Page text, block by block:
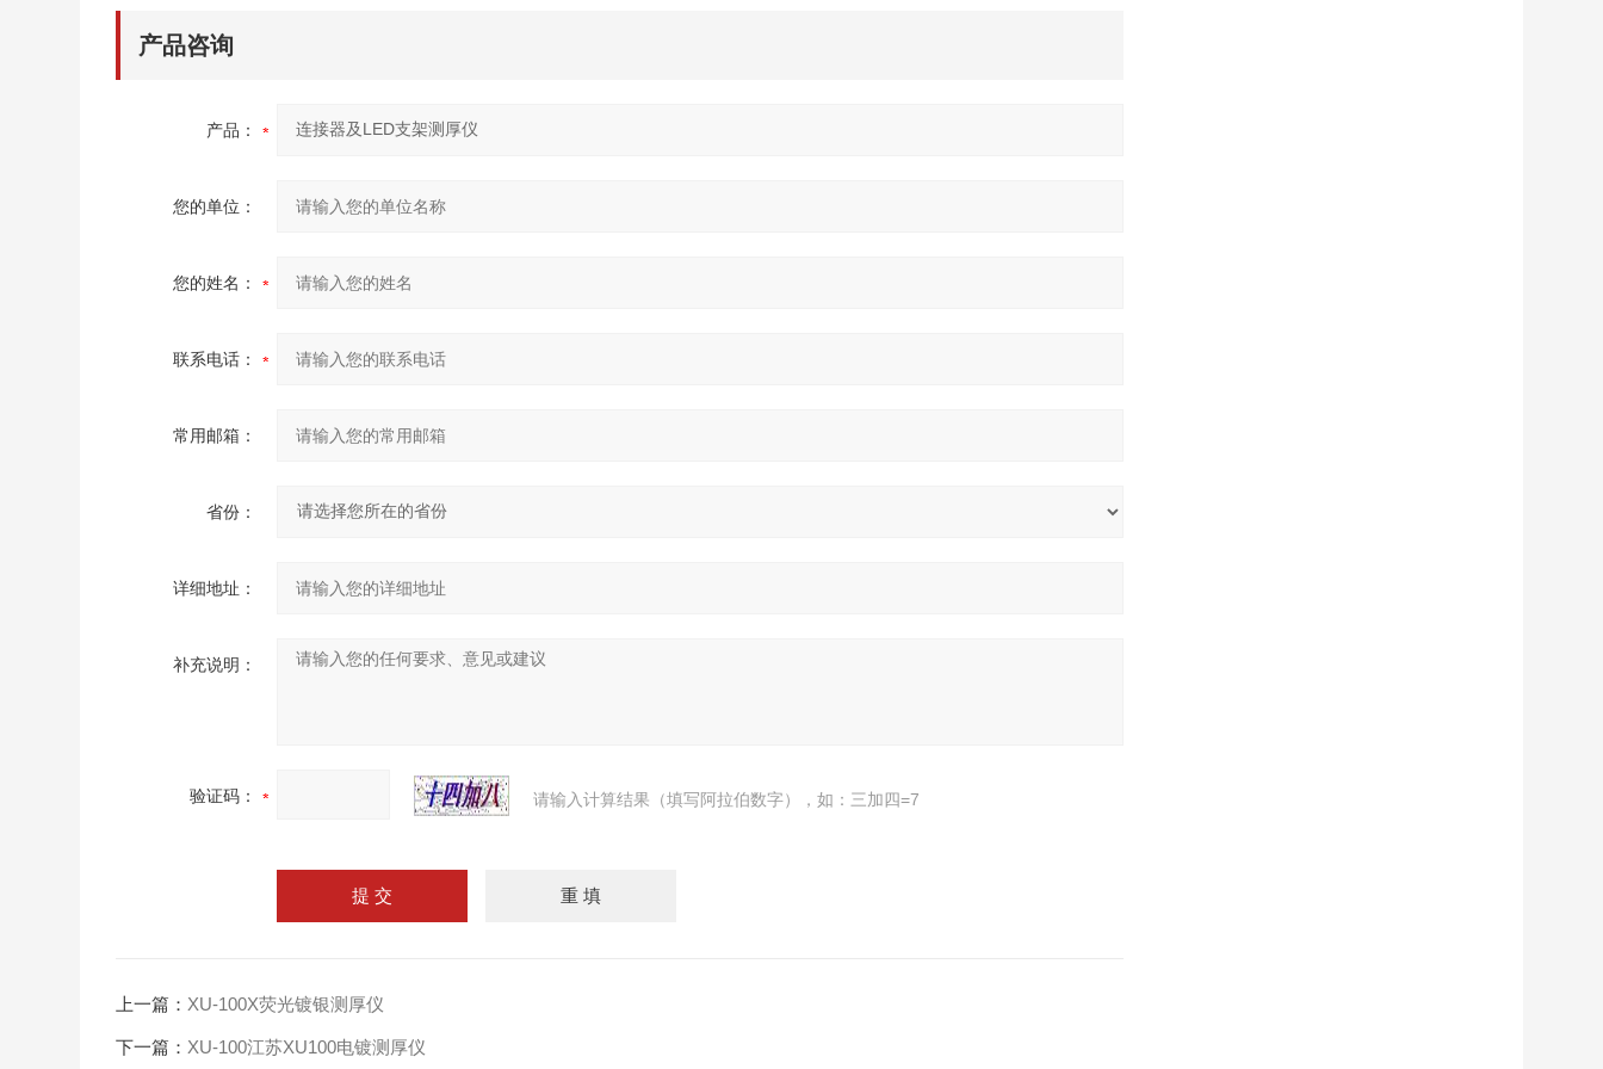
产品咨询
产品：
您的单位：
您的姓名：
联系电话：
常用邮箱：
省份：
详细地址：
补充说明：
验证码： 请输入计算结果（填写阿拉伯数字），如：三加四=7
上一篇： XU-100X荧光镀银测厚仪
下一篇： XU-100江苏XU100电镀测厚仪